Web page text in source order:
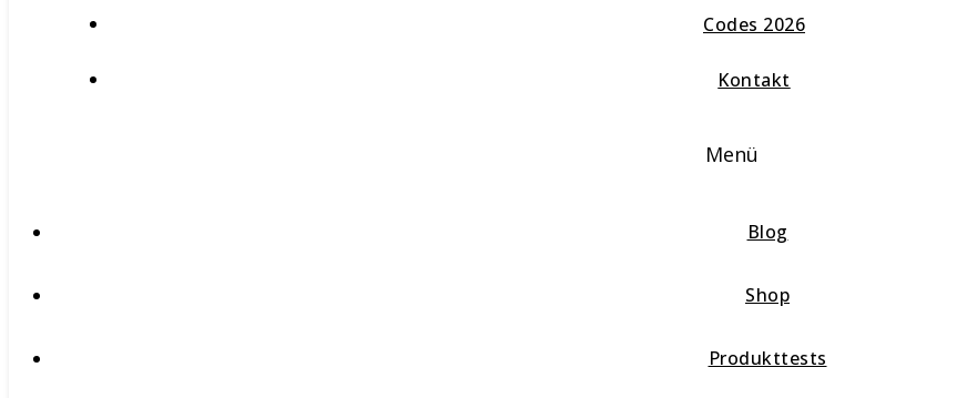
Codes 2026
Kontakt
Menü
Blog
Shop
Produkttests